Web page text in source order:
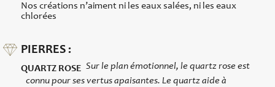
Nos créations n’aiment ni les eaux salées, ni les eaux
chlorées
PIERRES :
QUARTZ ROSE Sur le plan émotionnel, le quartz rose est
connu pour ses vertus apaisantes. Le quartz aide à